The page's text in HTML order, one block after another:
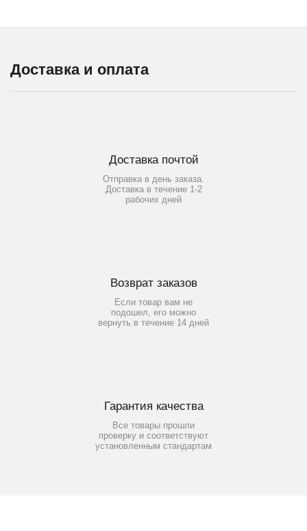
Доставка и оплата
Доставка почтой
Отправка в день заказа.
Доставка в течение 1-2
рабочих дней
Возврат заказов
Если товар вам не
подошел, его можно
вернуть в течение 14 дней
Гарантия качества
Все товары прошли
проверку и соответствуют
установленным стандартам